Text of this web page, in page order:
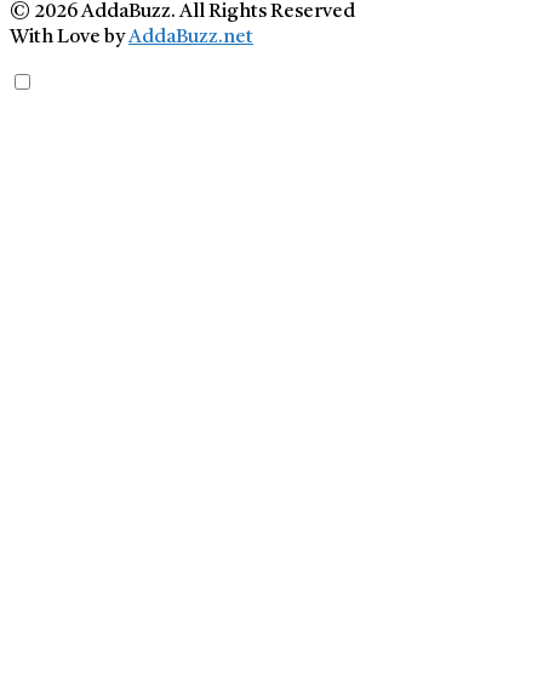
© 2026 AddaBuzz. All Rights Reserved
With Love byAddaBuzz.net